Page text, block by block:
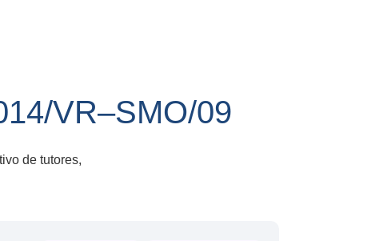
VR–SMO/09
de tutores,